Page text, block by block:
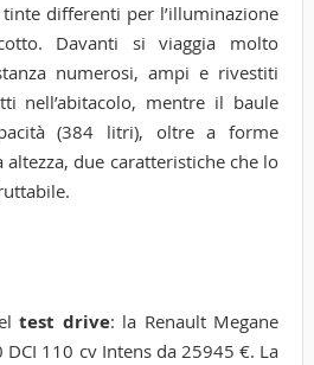
differenti per l’illuminazione
Davanti si viaggia molto
numerosi, ampi e rivestiti
nell’abitacolo, mentre il baule
(384 litri), oltre a forme
due caratteristiche che lo
test drive: la Renault Megane
DCI 110 cv Intens da 25945 €. La